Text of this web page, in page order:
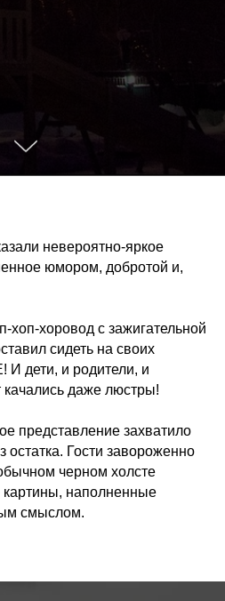
невероятно-яркое
юмором, добротой и,
хоп-хоровод с зажигательной
сидеть на своих
И дети, и родители, и
даже люстры!
представление захватило
Гости завороженно
черном холсте
наполненные
смыслом.